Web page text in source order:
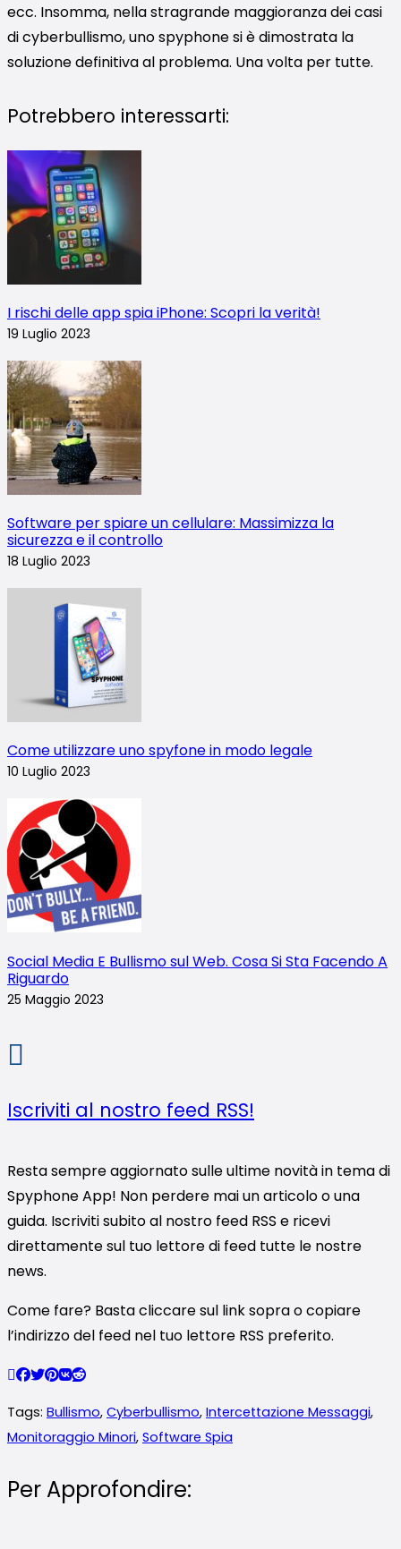
ecc. Insomma, nella stragrande maggioranza dei casi
di cyberbullismo, uno spyphone si è dimostrata la
soluzione definitiva al problema. Una volta per tutte.
Potrebbero interessarti:
I rischi delle app spia iPhone: Scopri la verità!
19 Luglio 2023
Software per spiare un cellulare: Massimizza la
sicurezza e il controllo
18 Luglio 2023
Come utilizzare uno spyfone in modo legale
10 Luglio 2023
Social Media E Bullismo sul Web. Cosa Si Sta Facendo A
Riguardo
25 Maggio 2023
Iscriviti al nostro feed RSS!
Resta sempre aggiornato sulle ultime novità in tema di
Spyphone App! Non perdere mai un articolo o una
guida. Iscriviti subito al nostro feed RSS e ricevi
direttamente sul tuo lettore di feed tutte le nostre
news.
Come fare? Basta cliccare sul link sopra o copiare
l’indirizzo del feed nel tuo lettore RSS preferito.
Tags: Bullismo, Cyberbullismo, Intercettazione Messaggi,
Monitoraggio Minori, Software Spia
Per Approfondire: